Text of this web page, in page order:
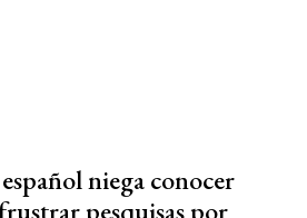
niega conocer
pesquisas por